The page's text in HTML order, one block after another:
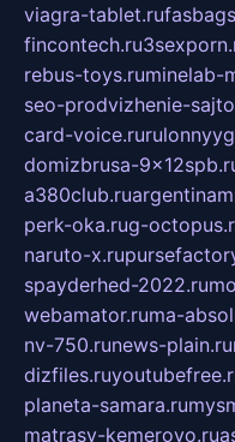
viagra-tablet.ru
fincontech.ru
rebus-toys.ruminelab-
seo-prodvizhenie-
card-voice.ru
domizbrusa-
a380club.ru
perk-oka.rug-
naruto-x.ru
spayderhed-2022.ru
webamator.ruma-
nv-750.runews-plain.ru
dizfiles.ru
planeta-samara.ru
matrasy-kemerovo.ru